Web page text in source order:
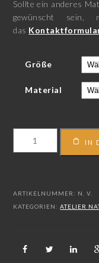
Sollte ein anderes
gewünscht sein,
das
Größe
Material
Menge
IN
ARTIKELNUMMER: N. V.
KATEGORIEN:ATELIER